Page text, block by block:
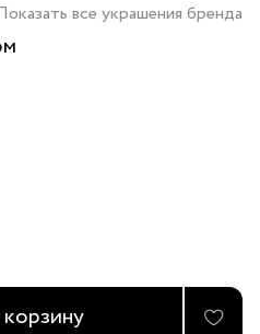
все украшения бренда